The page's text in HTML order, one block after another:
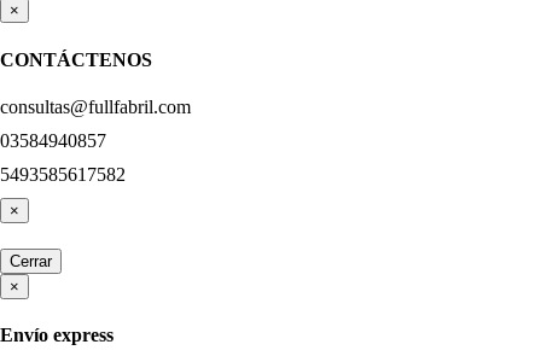
×
CONTÁCTENOS
consultas@fullfabril.com
03584940857
5493585617582
×
Cerrar
×
Envío express